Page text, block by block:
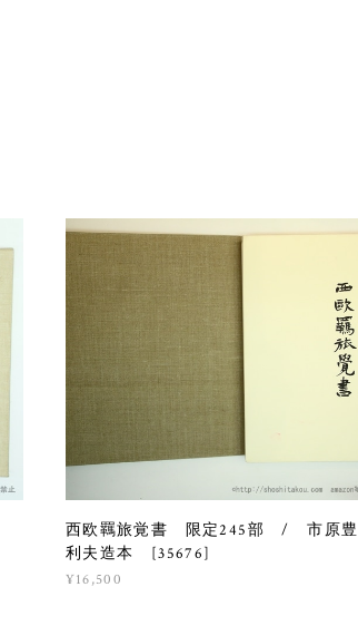
西欧羈旅覚書 限定245部 / 市原
利夫造本 [35676]
¥16,500